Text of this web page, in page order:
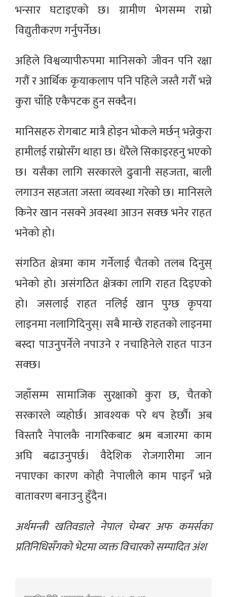
भन्सार घटाइएको छ। ग्रामीण भेगसम्म राम्रो
विद्युतीकरण गर्नुपर्नेछ।
अहिले विश्वव्यापीरुपमा मानिसको जीवन पनि रक्षा
गरौं र आर्थिक कृयाकलाप पनि पहिले जस्तै गरौँ भन्ने
कुरा चाँहि एकैपटक हुन सक्दैन।
मानिसहरु रोगबाट मात्रै होइन भोकले मर्छन् भन्नेकुरा
हामीलई राम्रोसँग थाहा छ। धेरैले सिकाइरहनु भएको
छ। यसैका लागि सरकारले ढुवानी सहजता, बाली
लगाउन सहजता जस्ता व्यवस्था गरेको छ। मानिसले
किनेर खान नसक्ने अवस्था आउन सक्छ भनेर राहत
भनेको हो।
संगठित क्षेत्रमा काम गर्नेलाई चैतको तलब दिनुस्
भनेको हो। असंगठित क्षेत्रका लागि राहत दिइएको
हो। जसलाई राहत नलिई खान पुग्छ कृपया
लाइनमा नलागिदिनुस्। सबै मान्छे राहतको लाइनमा
बस्दा पाउनुपर्नेले नपाउने र नचाहिनेले राहत पाउन
सक्छ।
जहाँसम्म सामाजिक सुरक्षाको कुरा छ, चैतको
सरकारले व्यहोर्छ। आवश्यक परे थप हेर्छौं। अब
विस्तारै नेपालकै नागरिकबाट श्रम बजारमा काम
अघि बढाउनुपर्छ। वैदेशिक रोजगारीमा जान
नपाएका कारण कोही नेपालीले काम पाइनँ भन्ने
वातावरण बनाउनु हुँदैन।
अर्थमन्त्री खतिवडाले नेपाल चेम्बर अफ कमर्सका
प्रतिनिधिसँगको भेटमा व्यक्त विचारको सम्पादित अंश